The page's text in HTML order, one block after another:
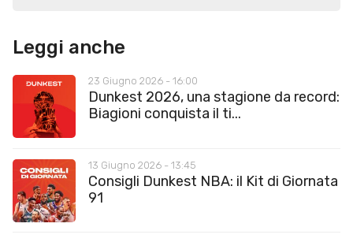
Leggi anche
23 Giugno 2026 - 16:00
Dunkest 2026, una stagione da record:
Biagioni conquista il ti...
13 Giugno 2026 - 13:45
Consigli Dunkest NBA: il Kit di Giornata
91